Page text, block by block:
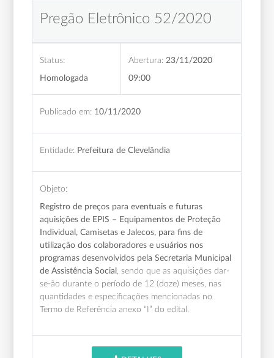
Pregão Eletrônico 52/2020
Status:
Homologada
Abertura: 23/11/2020
09:00
Publicado em: 10/11/2020
Entidade: Prefeitura de Clevelândia
Objeto:
Registro de preços para eventuais e futuras
aquisições de EPIS – Equipamentos de Proteção
Individual, Camisetas e Jalecos, para fins de
utilização dos colaboradores e usuários nos
programas desenvolvidos pela Secretaria Municipal
de Assistência Social
, sendo que as aquisições dar-
se-ão durante o período de 12 (doze) meses, nas
quantidades e especificações mencionadas no
Termo de Referência anexo “I” do edital.